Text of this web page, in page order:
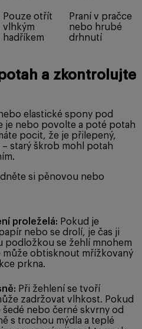
Pouze otřít
vlhkým
hadříkem
Praní v pračce
nebo hrubé
drhnutí
a zkontrolujte
elastické spony pod
je nebo povolte a poté potah
pocit, že je přilepený,
starý škrob mohl potah
si pěnovou nebo
proleželá: Pokud je
nebo se drolí, je čas ji
podložkou se žehlí mnohem
může obtisknout mřížkovaný
prkna.
Při žehlení se tvoří
zadržovat vlhkost. Pokud
nebo černé skvrny od
s trochou mýdla a teplé